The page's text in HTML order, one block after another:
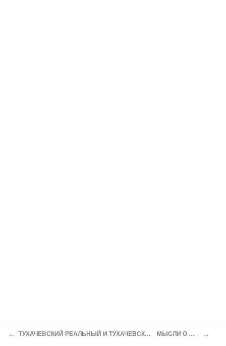
← ТУХАЧЕВСКИЙ РЕАЛЬНЫЙ И ТУХАЧЕВСКИЙ МИФИЧЕСКИЙ МЫСЛИ О МУЗЫКЕ →